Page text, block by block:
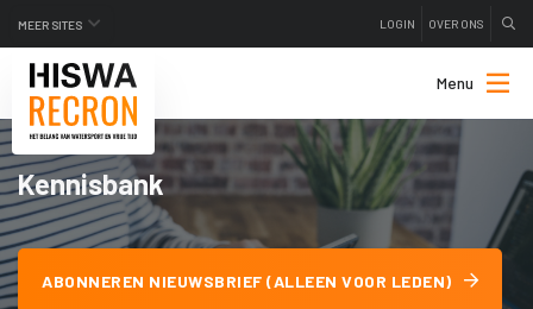
MEER SITES LOGIN OVER ONS
Menu
Kennisbank
ABONNEREN NIEUWSBRIEF (ALLEEN VOOR LEDEN)